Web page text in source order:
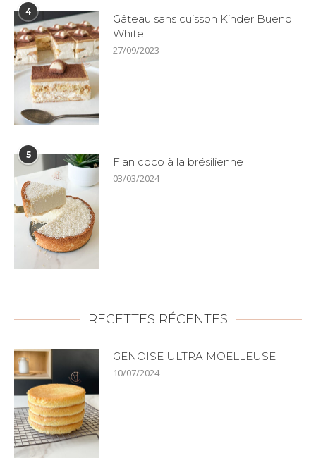
4
Gâteau sans cuisson Kinder Bueno
White
27/09/2023
5
Flan coco à la brésilienne
03/03/2024
RECETTES RÉCENTES
GENOISE ULTRA MOELLEUSE
10/07/2024